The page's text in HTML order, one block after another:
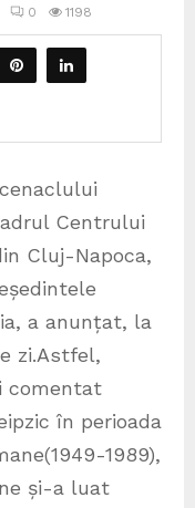
0 1198
Centrului
Cluj-Napoca,
a anunțat, la
zi.Astfel,
comentat
în perioada
1989),
și-a luat